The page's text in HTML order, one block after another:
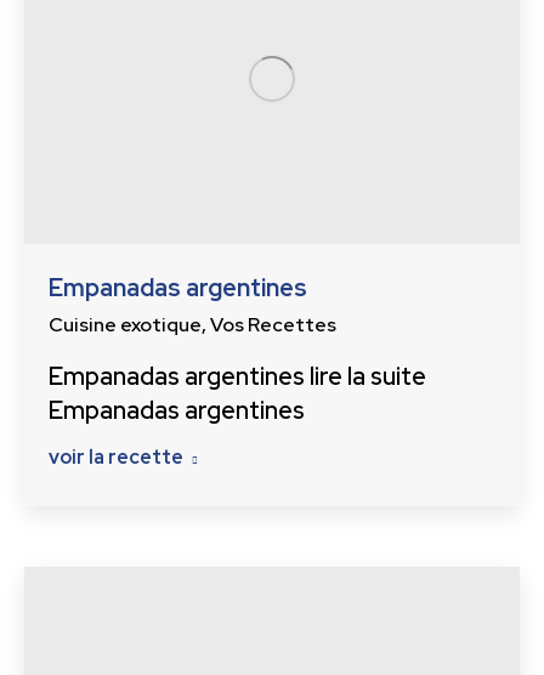
Empanadas argentines
Cuisine exotique,Vos Recettes
Empanadas argentines lire la suite
Empanadas argentines
voir la recette